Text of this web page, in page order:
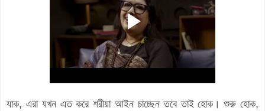
যাক, এরা যখন এত করে শরীয়া আইন চাচ্ছেন তবে তাই হোক। শুরু হোক,